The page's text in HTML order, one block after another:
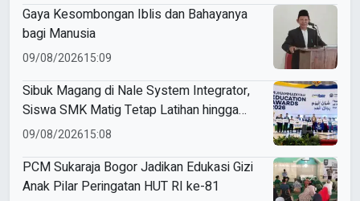
Gaya Kesombongan Iblis dan Bahayanya
bagi Manusia
09/08/202615:09
Sibuk Magang di Nale System Integrator,
Siswa SMK Matig Tetap Latihan hingga
Raih Gold Medal ME Awards 2026
09/08/202615:08
PCM Sukaraja Bogor Jadikan Edukasi Gizi
Anak Pilar Peringatan HUT RI ke-81